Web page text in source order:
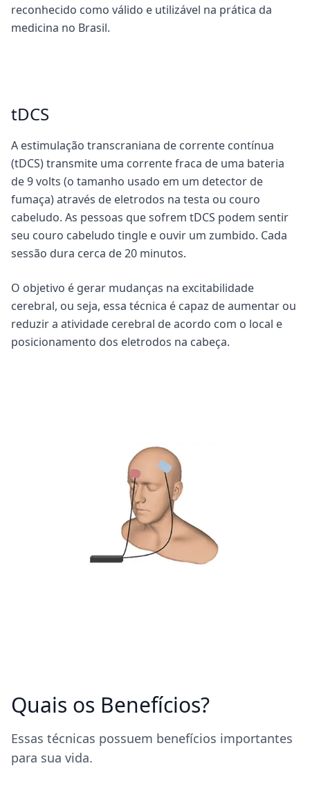
reconhecido como válido e utilizável na prática da
medicina no Brasil.
tDCS
A estimulação transcraniana de corrente contínua
(tDCS) transmite uma corrente fraca de uma bateria
de 9 volts (o tamanho usado em um detector de
fumaça) através de eletrodos na testa ou couro
cabeludo. As pessoas que sofrem tDCS podem sentir
seu couro cabeludo tingle e ouvir um zumbido. Cada
sessão dura cerca de 20 minutos.
O objetivo é gerar mudanças na excitabilidade
cerebral, ou seja, essa técnica é capaz de aumentar ou
reduzir a atividade cerebral de acordo com o local e
posicionamento dos eletrodos na cabeça.
Quais os Benefícios?
Essas técnicas possuem benefícios importantes
para sua vida.